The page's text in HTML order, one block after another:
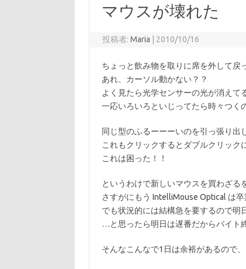
マウスが壊れた
投稿者:Maria 2010/10/16
ちょっと飲み物を取りに席を外して戻
あれ、カーソル動かない？？
よく見たら光学センサーの光が消えて
一応いろいろといじってたら時々つく
同じ型のふるーーーいのを引っ張り出
これもクリックするとダブルクリック
これは困った！！
というわけで新しいマウスを買わざ
さすがにもう IntelliMouse Optical は卒
でも状況的には結構急を要するので明
…と思ったら明日は遅番だからバイト
そんなこんなで1日は余裕があるので